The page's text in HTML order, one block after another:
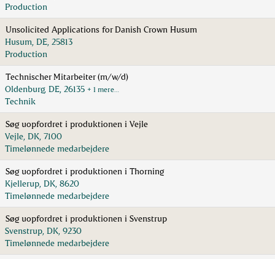
Production
Unsolicited Applications for Danish Crown Husum
Husum, DE, 25813
Production
Technischer Mitarbeiter (m/w/d)
Oldenburg, DE, 26135 + 1 mere…
Technik
Søg uopfordret i produktionen i Vejle
Vejle, DK, 7100
Timelønnede medarbejdere
Søg uopfordret i produktionen i Thorning
Kjellerup, DK, 8620
Timelønnede medarbejdere
Søg uopfordret i produktionen i Svenstrup
Svenstrup, DK, 9230
Timelønnede medarbejdere